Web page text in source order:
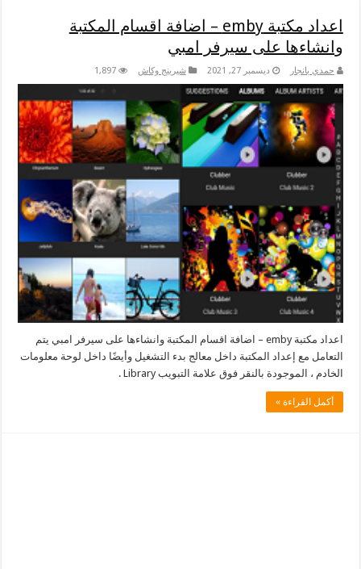
اعداد مكتبة emby – اضافة اقسام المكتبة
وانشاءها على سيرفر امبي
حمدي بانجار ديسمبر 27, 2021 شيرينج وكاش 1,897
اعداد مكتبة emby – اضافة اقسام المكتبة وانشاءها على سيرفر امبي يتم
التعامل مع إعداد المكتبة داخل معالج بدء التشغيل وأيضًا داخل لوحة معلومات
الخادم ، الموجودة بالنقر فوق علامة التبويب Library .
أكمل القراءة »